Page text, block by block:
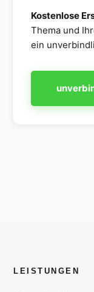
Kostenlose
Thema und
ein
LEISTUNGEN